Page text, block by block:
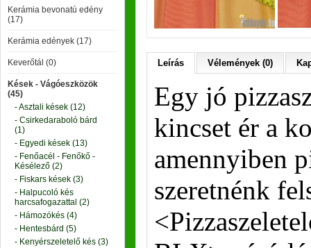
Kerámia bevonatú edény
(17)
Kerámia edények (17)
Keverőtál (0)
Kések - Vágóeszközök
(45)
- Asztali kések (12)
- Csirkedaraboló bárd
(1)
- Egyedi kések (13)
- Fenőacél - Fenőkő -
Késélező (2)
- Fiskars kések (3)
- Halpucoló kés
harcsafogazattal (2)
- Hámozókés (4)
- Hentesbárd (5)
- Kenyérszeletelő kés (3)
Leírás Vélemények (0)
Egy jó
kincset ér a
amennyiben
szeretnénk